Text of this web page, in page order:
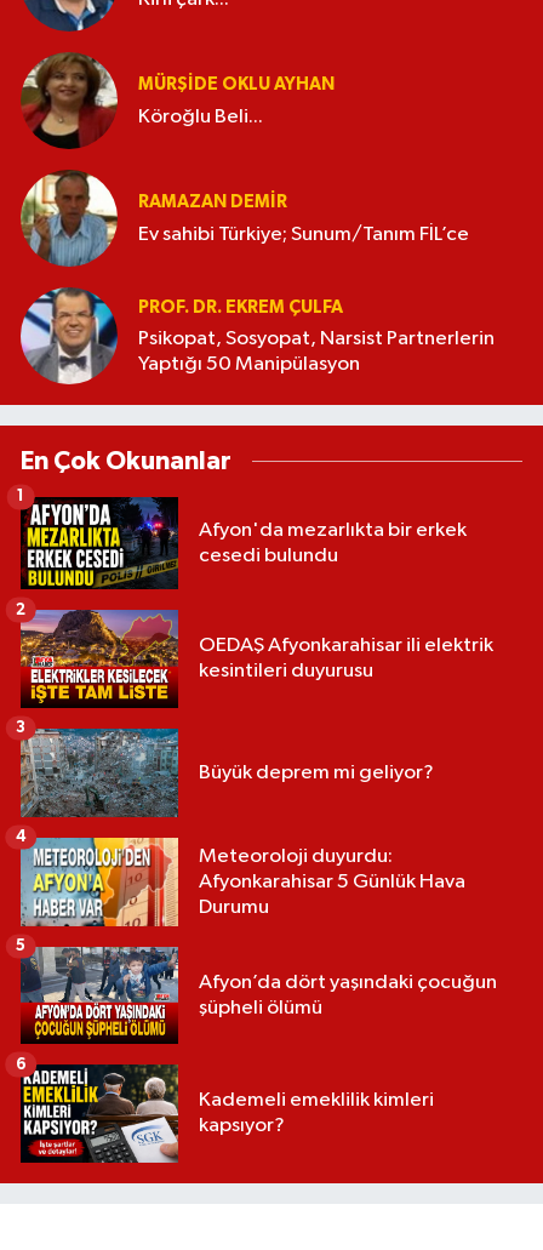
MÜRŞIDE OKLU AYHAN
Köroğlu Beli...
RAMAZAN DEMİR
Ev sahibi Türkiye; Sunum/Tanım FİL’ce
PROF. DR. EKREM ÇULFA
Psikopat, Sosyopat, Narsist Partnerlerin
Yaptığı 50 Manipülasyon
En Çok Okunanlar
Afyon'da mezarlıkta bir erkek
cesedi bulundu
1
OEDAŞ Afyonkarahisar ili elektrik
kesintileri duyurusu
2
Büyük deprem mi geliyor?
3
Meteoroloji duyurdu:
Afyonkarahisar 5 Günlük Hava
Durumu
4
Afyon’da dört yaşındaki çocuğun
şüpheli ölümü
5
Kademeli emeklilik kimleri
kapsıyor?
6